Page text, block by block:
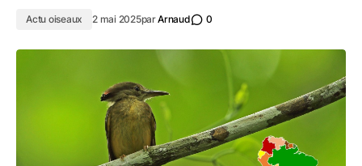
Actu oiseaux 2 mai 2025parArnaud 0